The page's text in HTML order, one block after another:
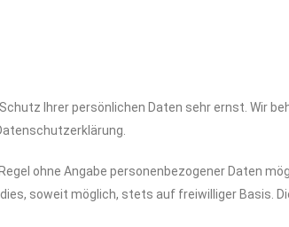
Ihrer persönlichen Daten sehr ernst. Wir
ohne Angabe personenbezogener Daten
soweit möglich, stets auf freiwilliger Basis.